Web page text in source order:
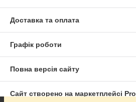
Доставка та оплата
Графік роботи
Повна версія сайту
Сайт створено на маркетплейсі